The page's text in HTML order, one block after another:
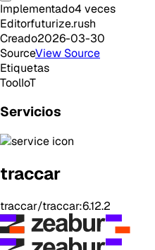
Implementado4 veces
Editorfuturize.rush
Creado2026-03-30
SourceView Source
Etiquetas
ToolIoT
Servicios
traccar
traccar/traccar:6.12.2